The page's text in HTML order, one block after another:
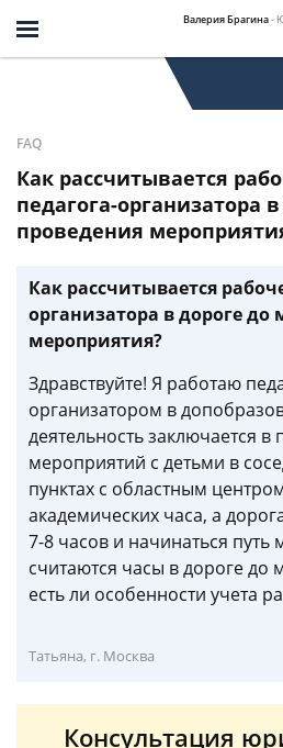
Валерия Брагина-
FAQ
Как рассчитывается
педагога-организатора
проведения
Как рассчитывается
организатора в дороге до
мероприятия?
Здравствуйте! Я работаю
организатором в
деятельность заключается в
мероприятий с детьми в
пунктах с областным
академических часа, а
7-8 часов и начинаться путь
считаются часы в дороге до
есть ли особенности учета
Татьяна, г. Москва
Консультация